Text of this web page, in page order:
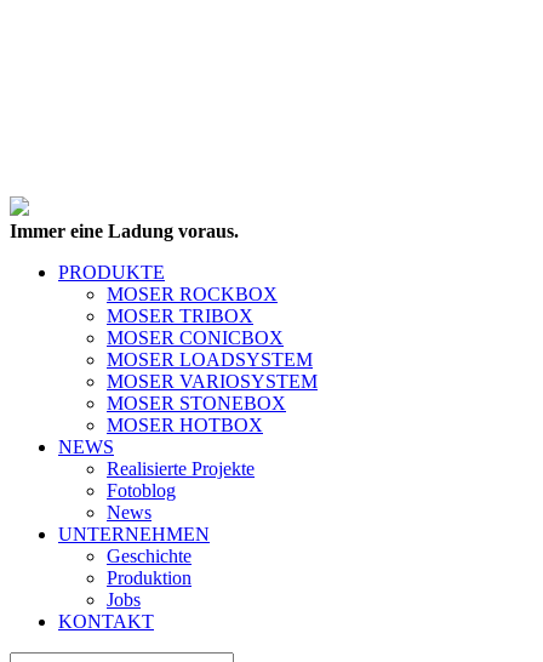
Immer eine Ladung voraus.
PRODUKTE
MOSER ROCKBOX
MOSER TRIBOX
MOSER CONICBOX
MOSER LOADSYSTEM
MOSER VARIOSYSTEM
MOSER STONEBOX
MOSER HOTBOX
NEWS
Realisierte Projekte
Fotoblog
News
UNTERNEHMEN
Geschichte
Produktion
Jobs
KONTAKT